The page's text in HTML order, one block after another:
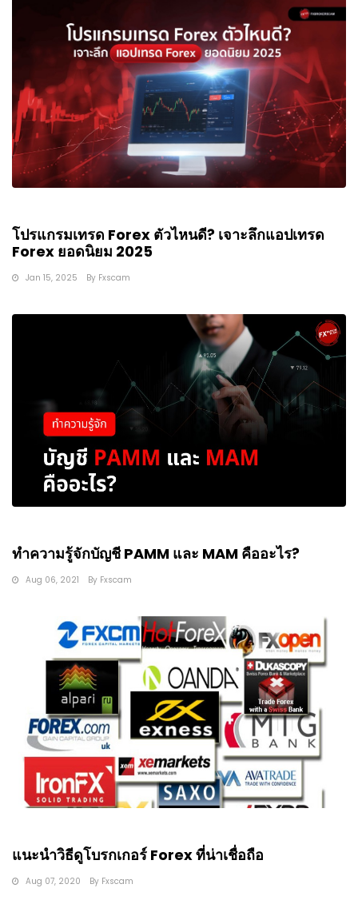
โปรแกรมเทรด Forex ตัวไหนดี? เจาะลึกแอปเทรด
Forex ยอดนิยม 2025
Jan 15, 2025 By Fxscam
ทำความรู้จักบัญชี PAMM และ MAM คืออะไร?
Aug 06, 2021 By Fxscam
แนะนำวิธีดูโบรกเกอร์ Forex ที่น่าเชื่อถือ
Aug 07, 2020 By Fxscam